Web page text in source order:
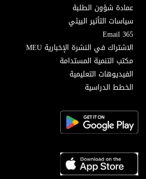
عمادة شؤون الطلبة
سياسات التأثير البيئي
Email 365
الاشتراك في النشرة الإخبارية MEU
مكتب التنمية المستدامة
الفيديوهات التعليمية
الخطط الدراسية